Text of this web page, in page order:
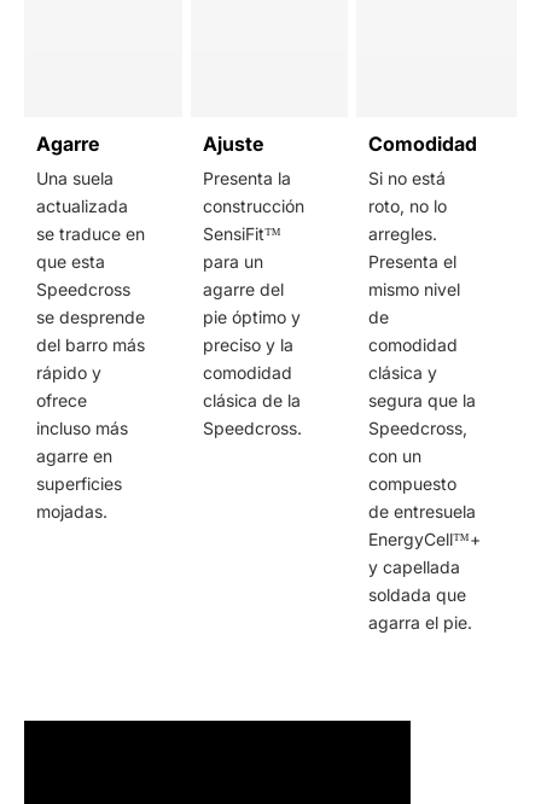
Agarre
Una suela
actualizada
se traduce en
que esta
Speedcross
se desprende
del barro más
rápido y
ofrece
incluso más
agarre en
superficies
mojadas.
Ajuste
Presenta la
construcción
SensiFit™
para un
agarre del
pie óptimo y
preciso y la
comodidad
clásica de la
Speedcross.
Comodidad
Si no está
roto, no lo
arregles.
Presenta el
mismo nivel
de
comodidad
clásica y
segura que la
Speedcross,
con un
compuesto
de entresuela
EnergyCell™+
y capellada
soldada que
agarra el pie.